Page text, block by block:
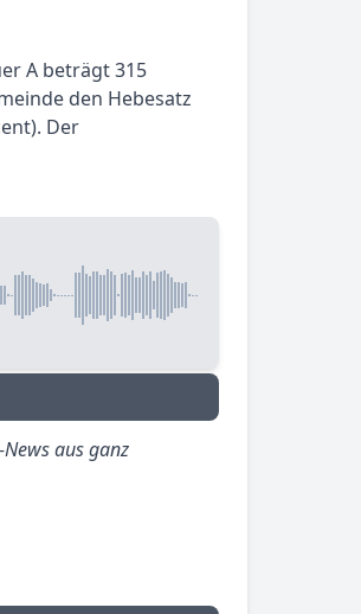
A beträgt 315
den Hebesatz
Der
aus ganz